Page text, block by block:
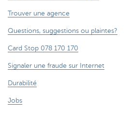
Trouver une agence
Questions, suggestions ou plaintes?
Card Stop 078 170 170
Signaler une fraude sur Internet
Durabilité
Jobs